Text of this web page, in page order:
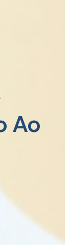
Ao